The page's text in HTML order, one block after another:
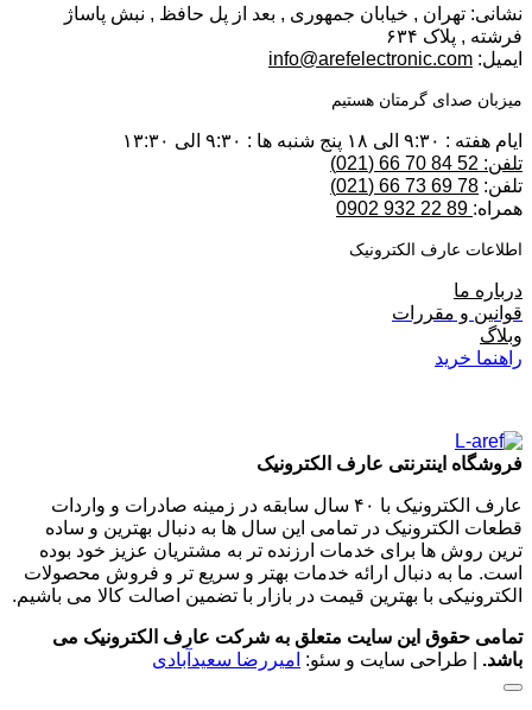
نشانی: تهران , خیابان جمهوری , بعد از پل حافظ , نبش پاساژ
فرشته , پلاک ۶۳۴
ایمیل: info@arefelectronic.com
میزبان صدای گرمتان هستیم
ایام هفته : ۹:۳۰ الی ۱۸ پنج شنبه ها : ۹:۳۰ الی ۱۳:۳۰
تلفن: 52 84 70 66 (021)
تلفن: 78 69 73 66 (021)
همراه:
اطلاعات عارف الکترونیک
درباره ما
قوانین و مقررات
وبلاگ
راهنما خرید
فروشگاه اینترنتی عارف الکترونیک
عارف الکترونیک با ۴۰ سال سابقه در زمینه صادرات و واردات
قطعات الکترونیک در تمامی این سال ها به دنبال بهترین و ساده
ترین روش ها برای خدمات ارزنده تر به مشتریان عزیز خود بوده
است. ما به دنبال ارائه خدمات بهتر و سریع تر و فروش محصولات
الکترونیکی با بهترین قیمت در بازار با تضمین اصالت کالا می باشیم.
تمامی حقوق این سایت متعلق به شرکت عارف الکترونیک می
باشد. | طراحی سایت و سئو: امیررضا سعیدآبادی